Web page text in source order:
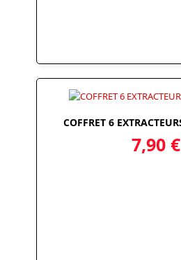
COFFRET 6
7,90 €